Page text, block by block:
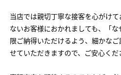
当店では親切丁寧な接客を心がけ
ないお客様におかれましても、「
限ご納得いただけるよう、細かな
せていただきますので、ご安心くだ